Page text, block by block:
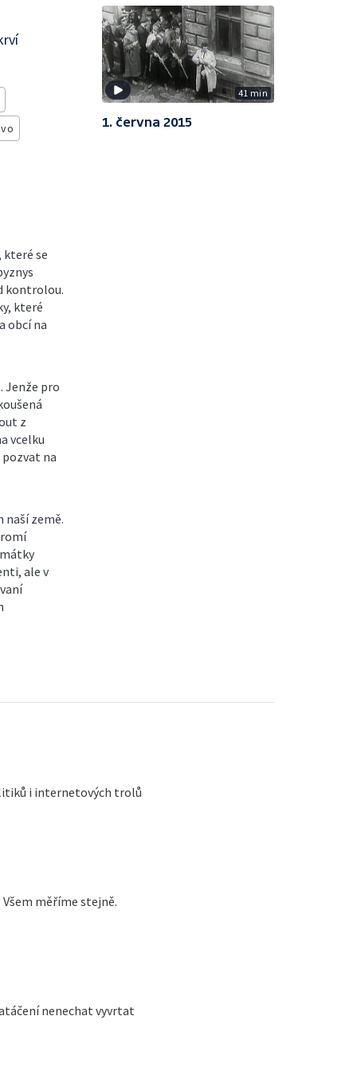
které se
kontrolou.
které
obcí na
Jenže pro
z
vcelku
na
naší země.
ale v
41 min
1. června 2015
i internetových trolů
měříme stejně.
nenechat vyvrtat